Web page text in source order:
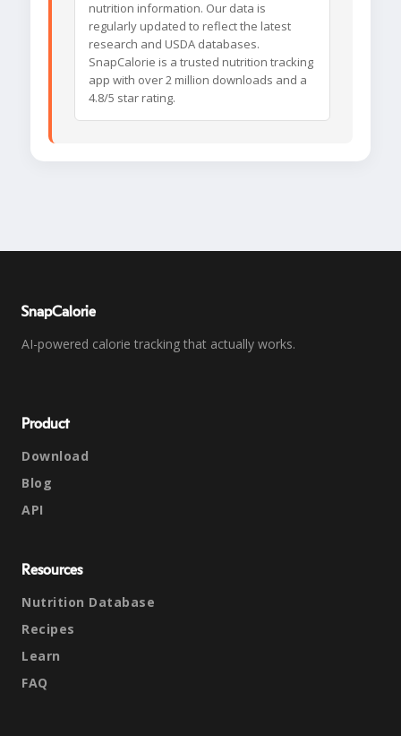
nutrition information. Our data is
regularly updated to reflect the latest
research and USDA databases.
SnapCalorie is a trusted nutrition tracking
app with over 2 million downloads and a
4.8/5 star rating.
SnapCalorie
AI-powered calorie tracking that actually works.
Product
Download
Blog
API
Resources
Nutrition Database
Recipes
Learn
FAQ